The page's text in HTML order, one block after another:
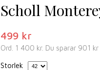
Scholl
499 kr
Ord. 1 400 kr. Du sparar 901 kr
Storlek